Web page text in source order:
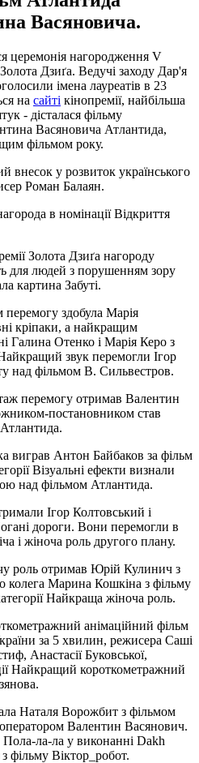
Васяновича.
церемонія нагородження V
Дзиґа. Ведучі заходу Дар'я
імена лауреатів в 23
на сайті кінопремії, найбільша
- дісталася фільму
Васяновича Атлантида,
фільмом року.
внесок у розвиток українського
Роман Балаян.
в номінації Відкриття
Золота Дзиґа нагороду
для людей з порушенням зору
картина Забуті.
здобула Марія
кріпаки, а найкращим
Галина Отенко і Марія Керо з
звук перемогли Ігор
над фільмом В. Сильвестров.
перемогу отримав Валентин
постановником став
виграв Антон Байбаков за фільм
Візуальні ефекти визнали
над фільмом Атлантида.
Ігор Колтовський і
дороги. Вони перемогли в
і жіноча роль другого плану.
роль отримав Юрій Кулинич з
колега Марина Кошкіна з фільму
Найкраща жіноча роль.
анімаційний фільм
за 5 хвилин, режисера Саші
Анастасії Буковської,
Найкращий короткометражний
Наталя Ворожбит з фільмом
Валентин Васянович.
ла-ла у виконанні Dakh
фільму Віктор_робот.